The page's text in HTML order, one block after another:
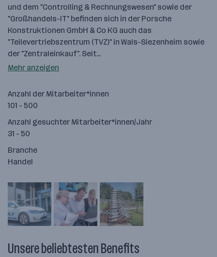
und dem "Controlling & Rechnungswesen" sowie der
"Großhandels-IT" befinden sich in der Porsche
Konstruktionen GmbH & Co KG auch das
"Teilevertriebszentrum (TVZ)" in Wals-Siezenheim sowie
der "Zentraleinkauf". Seit…
Mehr anzeigen
Anzahl der Mitarbeiter*innen
101 - 500
Anzahl gesuchter Mitarbeiter*innen/Jahr
31 - 50
Branche
Handel
Unsere beliebtesten Benefits